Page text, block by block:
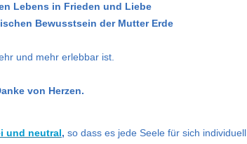
Lebens in Frieden und Liebe
Bewusstsein der Mutter Erde
und mehr erlebbar ist.
von Herzen.
und neutral, so dass es jede Seele für sich individuell